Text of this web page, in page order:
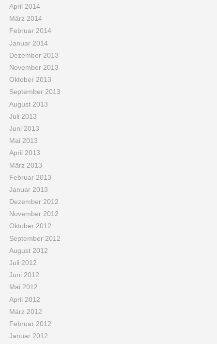
April 2014
März 2014
Februar 2014
Januar 2014
Dezember 2013
November 2013
Oktober 2013
September 2013
August 2013
Juli 2013
Juni 2013
Mai 2013
April 2013
März 2013
Februar 2013
Januar 2013
Dezember 2012
November 2012
Oktober 2012
September 2012
August 2012
Juli 2012
Juni 2012
Mai 2012
April 2012
März 2012
Februar 2012
Januar 2012